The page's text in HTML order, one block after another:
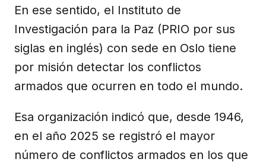
En ese sentido, el Instituto de
Investigación para la Paz (PRIO por sus
siglas en inglés) con sede en Oslo tiene
por misión detectar los conflictos
armados que ocurren en todo el mundo.
Esa organización indicó que, desde 1946,
en el año 2025 se registró el mayor
número de conflictos armados en los que